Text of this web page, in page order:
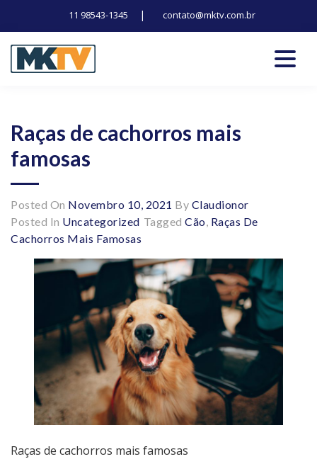
11 98543-1345 | contato@mktv.com.br
content
Raças de cachorros mais
famosas
Posted On Novembro 10, 2021 By Claudionor
Posted In Uncategorized Tagged Cão, Raças De
Cachorros Mais Famosas
Raças de cachorros mais famosas